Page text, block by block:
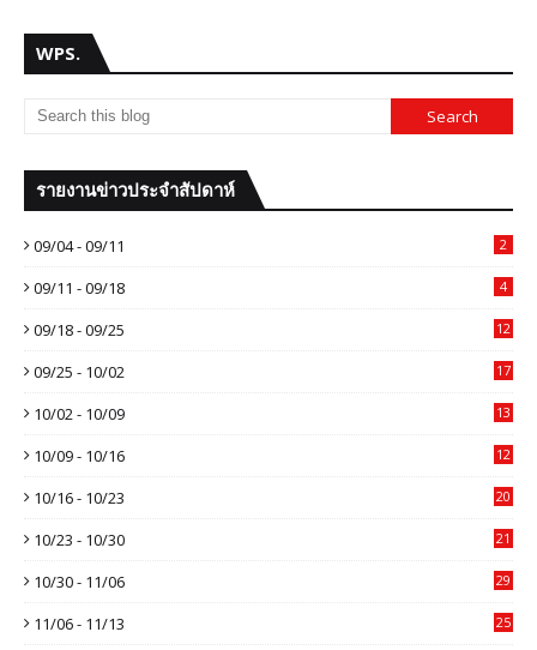
WPS.
รายงานข่าวประจำสัปดาห์
09/04 - 09/11 2
09/11 - 09/18 4
09/18 - 09/25 12
09/25 - 10/02 17
10/02 - 10/09 13
10/09 - 10/16 12
10/16 - 10/23 20
10/23 - 10/30 21
10/30 - 11/06 29
11/06 - 11/13 25